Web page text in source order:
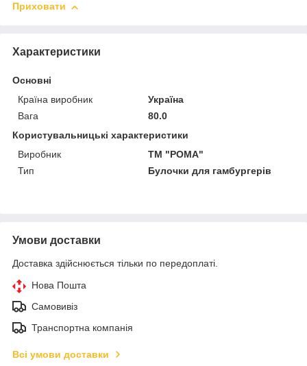
Приховати
Характеристики
Основні
Країна виробник
Україна
Вага
80.0
Користувальницькі характеристики
Виробник
ТМ "РОМА"
Тип
Булочки для гамбургерів
Умови доставки
Доставка здійснюється тільки по передоплаті.
Нова Пошта
Самовивіз
Транспортна компанія
Всі умови доставки